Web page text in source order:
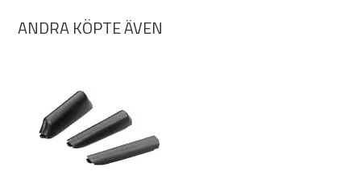
ANDRA KÖPTE ÄVEN